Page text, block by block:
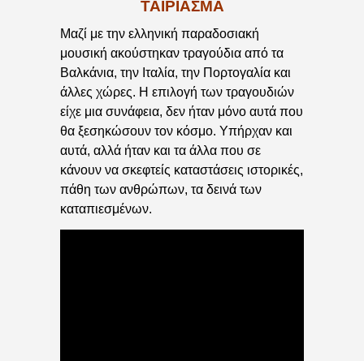
ΤΑΊΡΙΑΣΜΑ
Μαζί με την ελληνική παραδοσιακή
μουσική ακούστηκαν τραγούδια από τα
Βαλκάνια, την Ιταλία, την Πορτογαλία και
άλλες χώρες. Η επιλογή των τραγουδιών
είχε μια συνάφεια, δεν ήταν μόνο αυτά που
θα ξεσηκώσουν τον κόσμο. Υπήρχαν και
αυτά, αλλά ήταν και τα άλλα που σε
κάνουν να σκεφτείς καταστάσεις ιστορικές,
πάθη των ανθρώπων, τα δεινά των
καταπιεσμένων.